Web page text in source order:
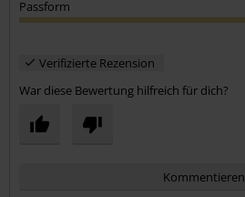
Passform
Verifizierte Rezension
War diese Bewertung hilfreich für dich?
Kommentieren